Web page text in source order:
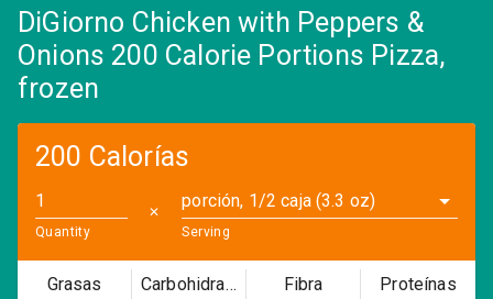
DiGiorno Chicken with Peppers &
Onions 200 Calorie Portions Pizza,
frozen
200 Calorías
Quantity
✕
porción, 1/2 caja (3.3 oz)
Serving
Grasas Carbohidratos Fibra Proteínas